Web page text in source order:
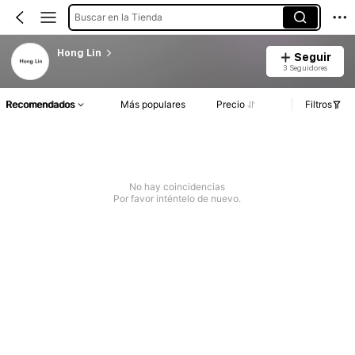
Buscar en la Tienda
Hong Lin Seguir
3 Seguidores
Recomendados Más populares Precio Filtros
No hay coincidencias
Por favor inténtelo de nuevo.